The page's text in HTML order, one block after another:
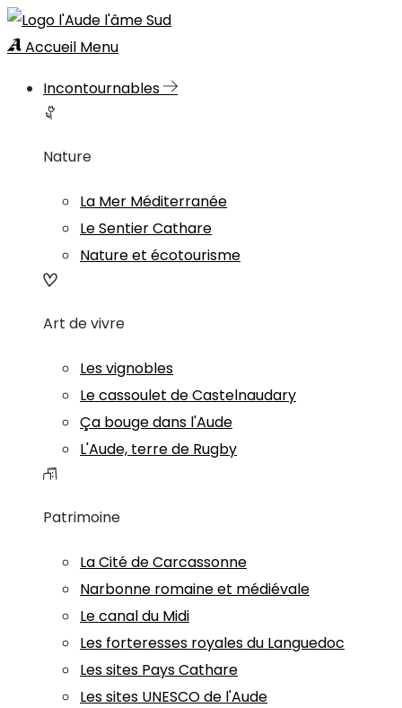
Accueil Menu
Incontournables
Nature
La Mer Méditerranée
Le Sentier Cathare
Nature et écotourisme
Art de vivre
Les vignobles
Le cassoulet de Castelnaudary
Ça bouge dans l'Aude
L'Aude, terre de Rugby
Patrimoine
La Cité de Carcassonne
Narbonne romaine et médiévale
Le canal du Midi
Les forteresses royales du Languedoc
Les sites Pays Cathare
Les sites UNESCO de l'Aude